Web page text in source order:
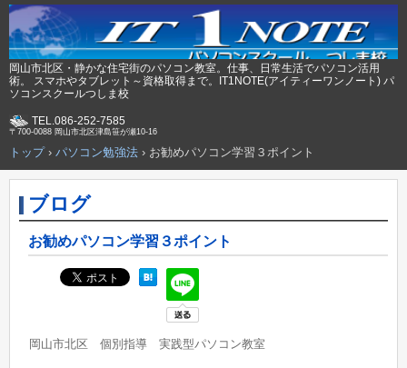
岡山市北区・静かな住宅街のパソコン教室。仕事、日常生活でパソコン活用
術。 スマホやタブレット～資格取得まで。IT1NOTE(アイティーワンノート) パ
ソコンスクールつしま校
TEL.086-252-7585
〒700-0088 岡山市北区津島笹が瀬10-16
トップ› パソコン勉強法 › お勧めパソコン学習３ポイント
ブログ
お勧めパソコン学習３ポイント
岡山市北区 個別指導 実践型パソコン教室